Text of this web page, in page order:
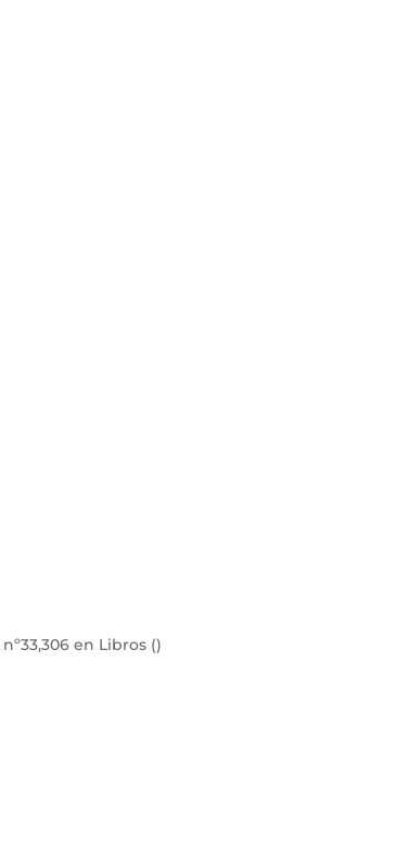
nº33,306 en Libros ()